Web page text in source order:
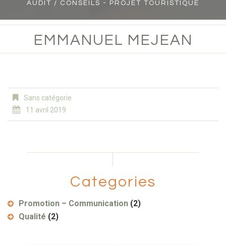
AUDIT / CONSEILS - PROJET TOURISTIQUE
EMMANUEL MEJEAN
Sans catégorie
11 avril 2019
Categories
Promotion – Communication (2)
Qualité (2)